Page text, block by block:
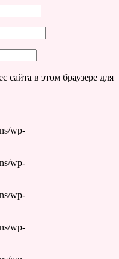
сайта в этом браузере для